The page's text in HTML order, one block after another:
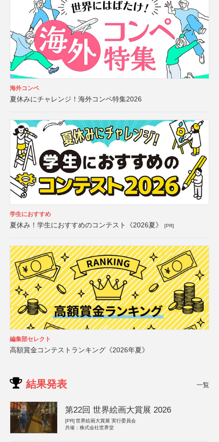
海外コンペ
夏休みにチャレンジ！海外コンペ特集2026
学生におすすめ
夏休み！学生におすすめのコンテスト《2026夏》 [PR]
編集部セレクト
高額賞金コンテストランキング《2026年夏》
結果発表 一覧
第22回 世界絵画大賞展 2026
[PR] 世界絵画大賞展 実行委員会
共催：株式会社世界堂